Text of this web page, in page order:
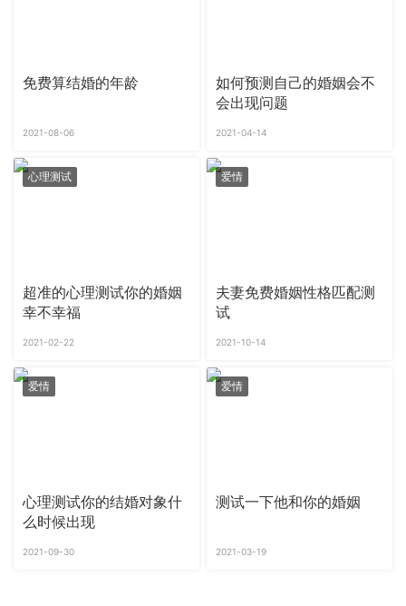
免费算结婚的年龄
2021-08-06
如何预测自己的婚姻会不
会出现问题
2021-04-14
心理测试
超准的心理测试你的婚姻
幸不幸福
2021-02-22
爱情
夫妻免费婚姻性格匹配测
试
2021-10-14
爱情
心理测试你的结婚对象什
么时候出现
2021-09-30
爱情
测试一下他和你的婚姻
2021-03-19